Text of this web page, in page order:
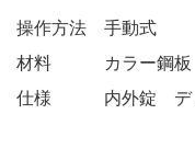
操作方法 手動式
材料 カラー鋼板
仕様 内外錠 ディ